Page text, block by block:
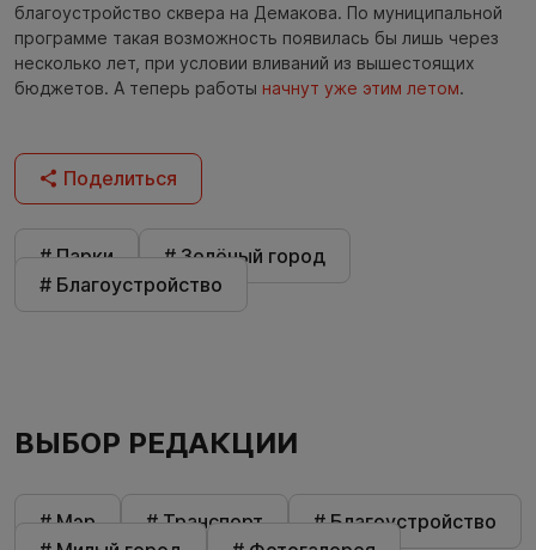
благоустройство сквера на Демакова. По муниципальной
программе такая возможность появилась бы лишь через
несколько лет, при условии вливаний из вышестоящих
бюджетов. А теперь работы начнут уже этим летом.
Поделиться
# Парки
# Зелёный город
# Благоустройство
ВЫБОР РЕДАКЦИИ
# Мэр # Транспорт
# Благоустройство